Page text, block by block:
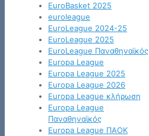
EuroBasket 2025
euroleague
EuroLeague 2024-25
EuroLeague 2025
EuroLeague Παναθηναϊκός
Europa League
Europa League 2025
Europa League 2026
Europa League κλήρωση
Europa League
Παναθηναϊκός
Europa League ΠΑΟΚ